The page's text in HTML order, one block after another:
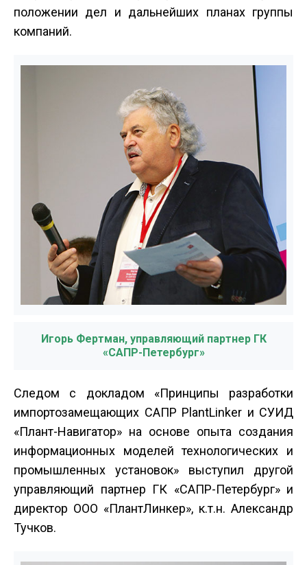
положении дел и дальнейших планах группы
компаний.
Игорь Фертман, управляющий партнер ГК
«САПР-Петербург»
Следом с докладом «Принципы разработки
импортозамещающих САПР PlantLinker и СУИД
«Плант-Навигатор» на основе опыта создания
информационных моделей технологических и
промышленных установок» выступил другой
управляющий партнер ГК «САПР-Петербург» и
директор ООО «ПлантЛинкер», к.т.н. Александр
Тучков.